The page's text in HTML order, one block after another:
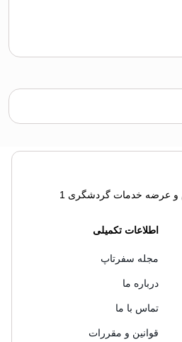
عرضه خدمات گردشگری 1
اطلاعات تکمیلی
مجله سفرتاپ
درباره ما
تماس با ما
قوانین و مقررات